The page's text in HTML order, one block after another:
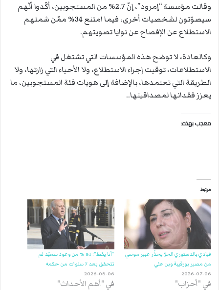
وقالت مؤسسة “إمرود”، إنّ 2.7% من المستجوبين، أكّدوا أنّهم
سيصوّتون لشخصيات أخرى، فيما امتنع 34% ممّن شملهم
الاستطلاع عن الإفصاح عن نوايا تصويتهم.
وكالعادة، لا توضح هذه المؤسسات التي تشتغل في
الاستطلاعات، توقيت إجراء الاستطلاع، ولا الأحياء التي زارتها، ولا
الطريقة التي تعتمدها، بالإضافة إلى هويات فئة المستجوبين، ما
يعزز فقدانها لمصداقيتها..
معجب بهذه:
مرتبط
قيادي بالدستوري الحرّ يحذّر عبير موسي
من مصير بورقيبة وبن علي
2026-07-06
في "أحزاب"
“أنا يقظ”: 81 % من وعود سعيّد لم
تتحقق بعد 7 سنوات من حكمه
2026-08-06
في "أهم الأحداث"